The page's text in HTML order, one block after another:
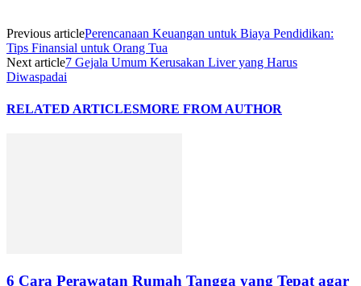
Previous articlePerencanaan Keuangan untuk Biaya Pendidikan:
Tips Finansial untuk Orang Tua
Next article7 Gejala Umum Kerusakan Liver yang Harus
Diwaspadai
RELATED ARTICLESMORE FROM AUTHOR
6 Cara Perawatan Rumah Tangga yang Tepat agar